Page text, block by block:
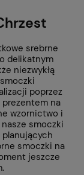
srebrne
delikatnym
niezwykłą
poprzez
na
wzornictwo i
smoczki
planujących
smoczki na
jeszcze